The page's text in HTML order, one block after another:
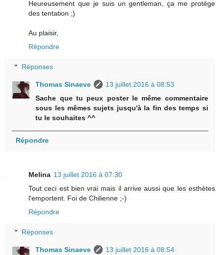
Heureusement que je suis un gentleman, ça me protège
des tentation ;)
Au plaisir,
Répondre
Réponses
Thomas Sinaeve
13 juillet 2016 à 08:53
Sache que tu peux poster le même commentaire
sous les mêmes sujets jusqu'à la fin des temps si
tu le souhaites ^^
Répondre
Melina 13 juillet 2016 à 07:30
Tout ceci est bien vrai mais il arrive aussi que les esthètes
l'emportent. Foi de Chilienne ;-)
Répondre
Réponses
Thomas Sinaeve
13 juillet 2016 à 08:54